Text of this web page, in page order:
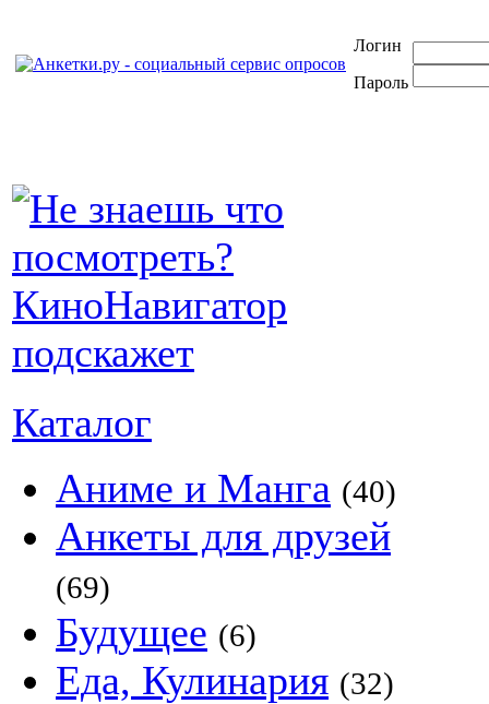
Логин
Пароль
Каталог
Аниме и Манга (40)
Анкеты для друзей
(69)
Будущее (6)
Еда, Кулинария (32)